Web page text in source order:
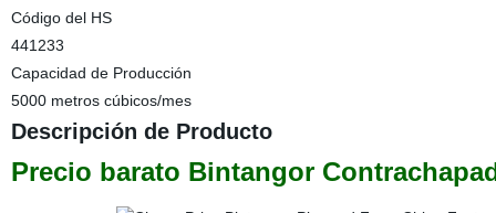
Código del HS
441233
Capacidad de Producción
5000 metros cúbicos/mes
Descripción de Producto
Precio barato Bintangor